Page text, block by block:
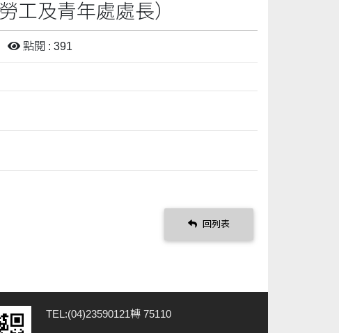
工及青年處處長）
點閱 : 391
回列表
TEL:(04)23590121轉 75110